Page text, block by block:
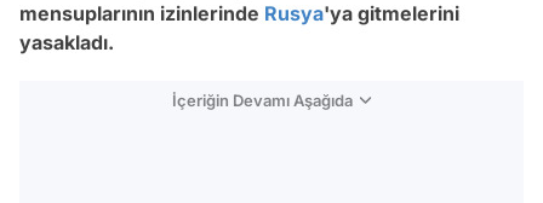
mensuplarının izinlerinde Rusya'ya gitmelerini
yasakladı.
İçeriğin Devamı Aşağıda